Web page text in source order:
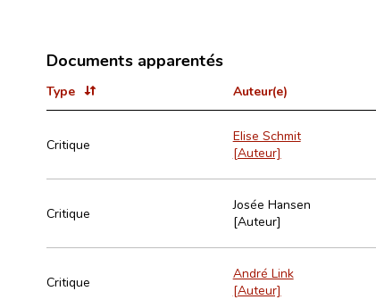
Documents apparentés
Type Auteur(e)
Critique
Elise Schmit
[Auteur]
Critique
Josée Hansen
[Auteur]
Critique
André Link
[Auteur]